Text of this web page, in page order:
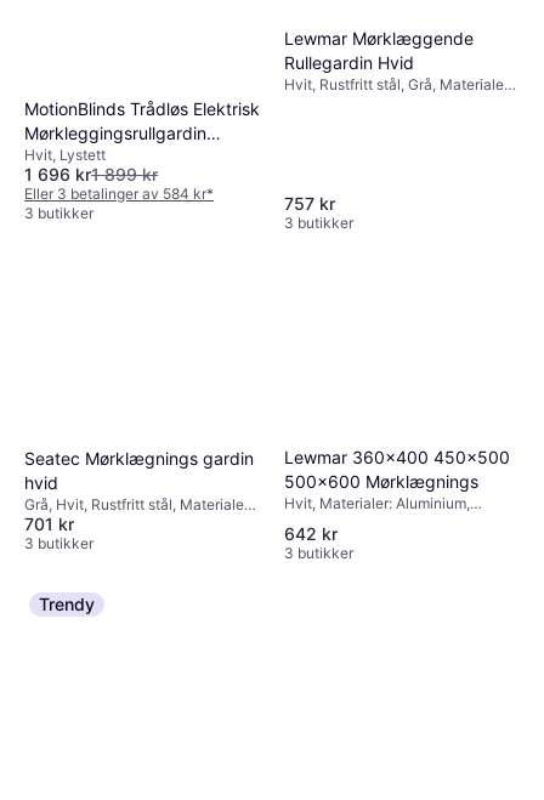
MotionBlinds Trådløs Elektrisk
Mørkleggingsrullgardin
120x190cm
Hvit, Lystett
1 696 kr1 899 kr
Eller 3 betalinger av 584 kr*
3 butikker
Lewmar Mørklæggende
Rullegardin Hvid
Hvit, Rustfritt stål, Grå, Materialer:
757 kr
3 butikker
Seatec Mørklægnings gardin
hvid
Grå, Hvit, Rustfritt stål, Materialer:
Aluminium, Stål, Polyester, Lystett
701 kr
3 butikker
Lewmar 360x400 450x500
500x600 Mørklægnings
Hvit, Materialer: Aluminium,
Polyester, Kulekjede, Lystett
642 kr
3 butikker
Trendy